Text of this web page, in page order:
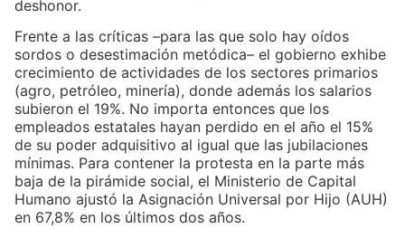
deshonor.
Frente a las críticas –para las que solo hay oídos
sordos o desestimación metódica– el gobierno exhibe
crecimiento de actividades de los sectores primarios
(agro, petróleo, minería), donde además los salarios
subieron el 19%. No importa entonces que los
empleados estatales hayan perdido en el año el 15%
de su poder adquisitivo al igual que las jubilaciones
mínimas. Para contener la protesta en la parte más
baja de la pirámide social, el Ministerio de Capital
Humano ajustó la Asignación Universal por Hijo (AUH)
en 67,8% en los últimos dos años.